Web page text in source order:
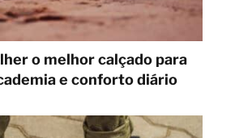
o melhor calçado para
e conforto diário